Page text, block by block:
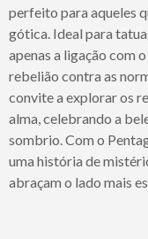
perfeito para aqueles
gótica. Ideal para
apenas a ligação com
rebelião contra as
convite a explorar os
alma, celebrando a
sombrio. Com o
uma história de
abraçam o lado mais